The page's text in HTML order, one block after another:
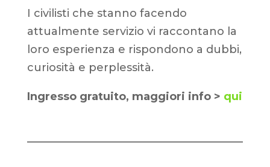
I civilisti che stanno facendo
attualmente servizio vi raccontano la
loro esperienza e rispondono a dubbi,
curiosità e perplessità.
Ingresso gratuito, maggiori info > qui